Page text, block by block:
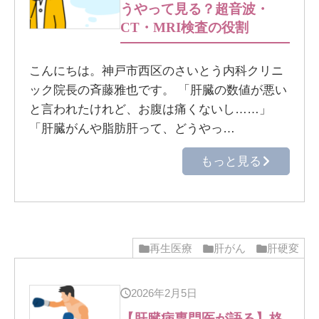
うやって見る？超音波・
CT・MRI検査の役割
こんにちは。神戸市西区のさいとう内科クリニ
ック院長の斉藤雅也です。 「肝臓の数値が悪い
と言われたけれど、お腹は痛くないし……」
「肝臓がんや脂肪肝って、どうやっ…
もっと見る
再生医療 肝がん 肝硬変
2026年2月5日